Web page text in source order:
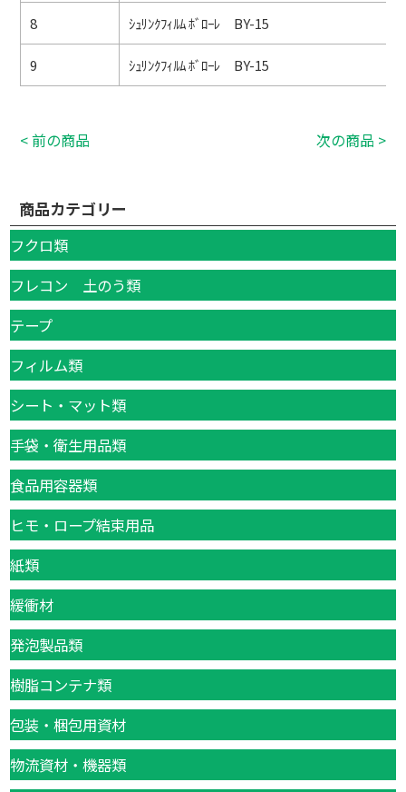
8 ｼｭﾘﾝｸﾌｨﾙﾑ ﾎﾞﾛｰﾚ BY-15
9 ｼｭﾘﾝｸﾌｨﾙﾑ ﾎﾞﾛｰﾚ BY-15
< 前の商品 次の商品 >
商品カテゴリー
フクロ類
フレコン 土のう類
テープ
フィルム類
シート・マット類
手袋・衛生用品類
食品用容器類
ヒモ・ロープ結束用品
紙類
緩衝材
発泡製品類
樹脂コンテナ類
包装・梱包用資材
物流資材・機器類